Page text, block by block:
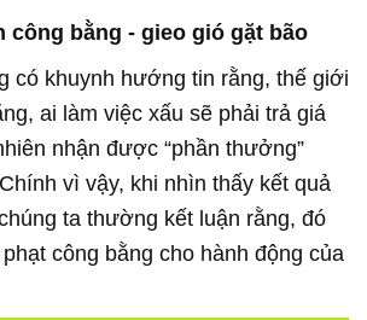
công bằng - gieo gió gặt bão
có khuynh hướng tin rằng, thế giới
ai làm việc xấu sẽ phải trả giá
nhận được “phần thưởng”
vì vậy, khi nhìn thấy kết quả
ta thường kết luận rằng, đó
công bằng cho hành động của